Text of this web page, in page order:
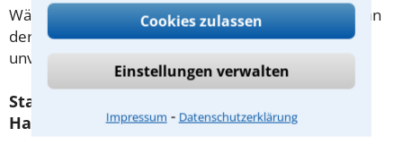
Cookies zulassen
Einstellungen verwalten
Impressum ⁃ Datenschutzerklärung
Wählen Sie einen Anwalt Handelsrecht in Mülheim an
der Ruhr aus und kontaktieren Sie diesen
unverbindlich.
Statistische Daten zu Anwälten für
Handelsrecht in Mülheim an der Ruhr